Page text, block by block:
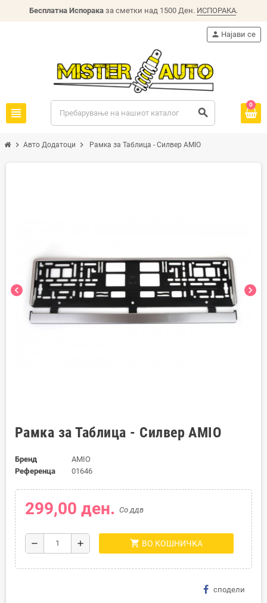
Бесплатна Испорака за сметки над 1500 Ден. ИСПОРАКА.
view_headline search
person Најави се
0
chevron_right Авто Додатоци chevron_right Рамка за Таблица - Силвер AMIO
chevron_left chevron_right
Рамка за Таблица - Силвер AMIO
Бренд
AMIO
Референца
01646
299,00 ден. Со ддв
remove add shopping_cart ВО КОШНИЧКА
сподели